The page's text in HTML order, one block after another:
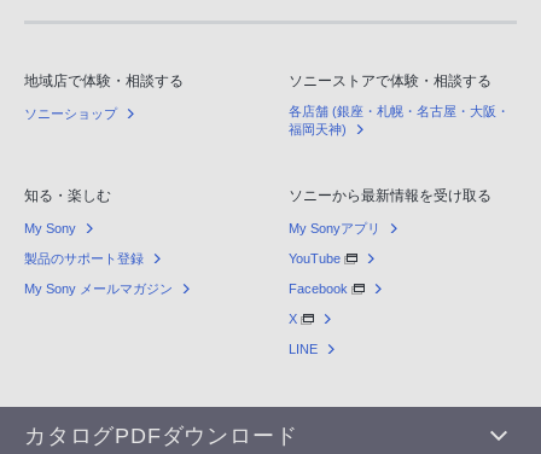
地域店で体験・相談する
ソニーショップ
ソニーストアで体験・相談する
各店舗 (銀座・札幌・名古屋・大阪・
福岡天神)
知る・楽しむ
My Sony
製品のサポート登録
My Sony メールマガジン
ソニーから最新情報を受け取る
My Sonyアプリ
YouTube
Facebook
X
LINE
カタログPDFダウンロード